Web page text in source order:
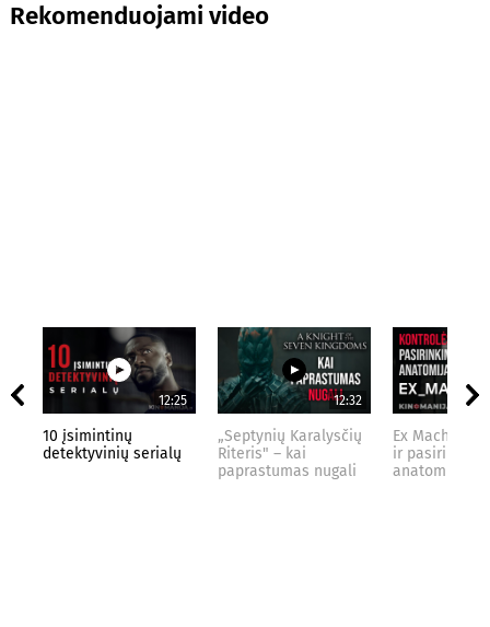
Rekomenduojami video
12:25
10 įsimintinų
detektyvinių serialų
12:32
„Septynių Karalysčių
Riteris" – kai
paprastumas nugali
Ex Machina:
ir pasirinkimo
anatomija